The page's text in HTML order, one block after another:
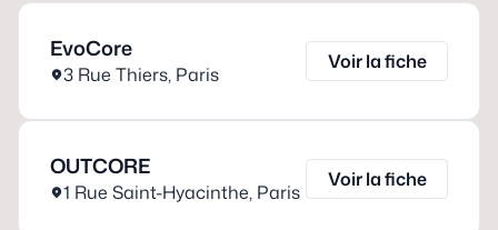
EvoCore
3 Rue Thiers, Paris
Voir la fiche
OUTCORE
1 Rue Saint-Hyacinthe, Paris
Voir la fiche